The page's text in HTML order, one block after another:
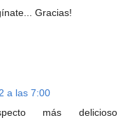
Gracias!
a las 7:00
más delicioso